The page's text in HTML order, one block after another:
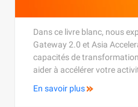
Dans ce livre blanc, nous
Gateway 2.0 et Asia
capacités de
aider à accélérer votre
En savoir plus